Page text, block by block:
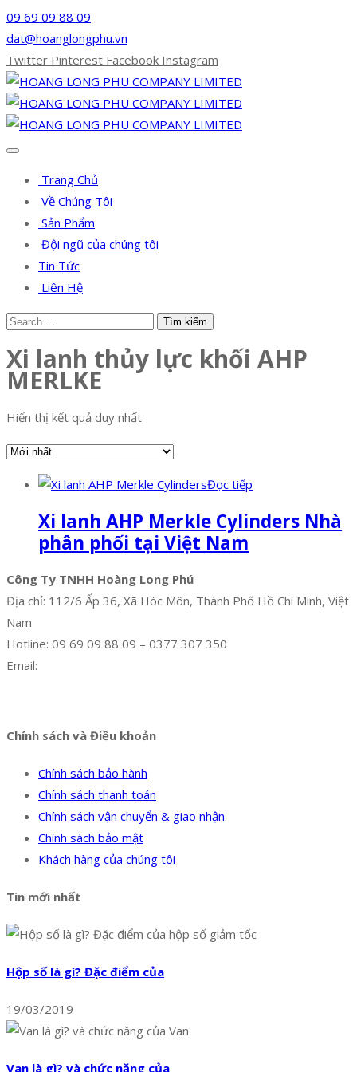
09 69 09 88 09
dat@hoanglongphu.vn
Twitter Pinterest Facebook Instagram
Trang Chủ
Về Chúng Tôi
Sản Phẩm
Đội ngũ của chúng tôi
Tin Tức
Liên Hệ
Xi lanh thủy lực khối AHP
MERLKE
Hiển thị kết quả duy nhất
Đọc tiếp
Xi lanh AHP Merkle Cylinders Nhà
phân phối tại Việt Nam
Công Ty TNHH Hoàng Long Phú
Địa chỉ: 112/6 Ấp 36, Xã Hóc Môn, Thành Phố Hồ Chí Minh, Việt
Nam
Hotline: 09 69 09 88 09 – 0377 307 350
Email:
Chính sách và Điều khoản
Chính sách bảo hành
Chính sách thanh toán
Chính sách vận chuyển & giao nhận
Chính sách bảo mật
Khách hàng của chúng tôi
Tin mới nhất
Hộp số là gì? Đặc điểm của
19/03/2019
Van là gì? và chức năng của